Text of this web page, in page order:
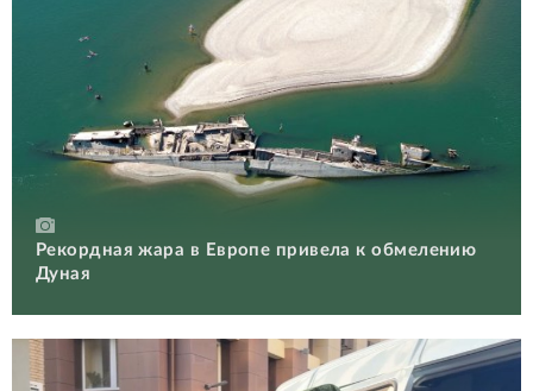
Рекордная жара в Европе привела к обмелению
Дуная